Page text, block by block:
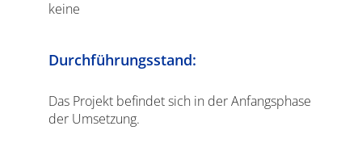
keine
Durchführungsstand:
Das Projekt befindet sich in der Anfangsphase
der Umsetzung.